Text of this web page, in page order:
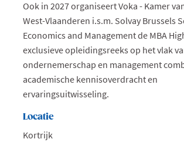
Ook in 2027 organiseert Voka - Kamer
West-Vlaanderen i.s.m. Solvay Brussels
Economics and Management de MBA
exclusieve opleidingsreeks op het vlak
ondernemerschap en management
academische kennisoverdracht en
ervaringsuitwisseling.
Locatie
Kortrijk